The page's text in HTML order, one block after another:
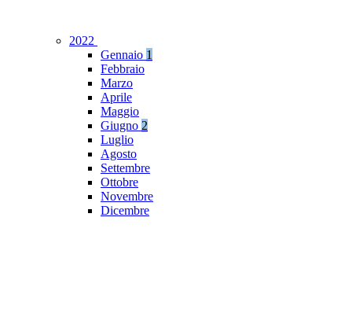
2022
Gennaio 1
Febbraio
Marzo
Aprile
Maggio
Giugno 2
Luglio
Agosto
Settembre
Ottobre
Novembre
Dicembre